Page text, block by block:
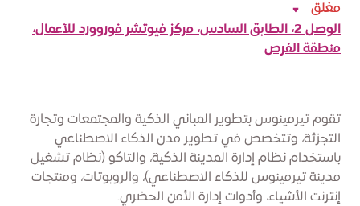
تقوم تيرمينوس بتطوير المباني الذكية والمجتمعات وتجارة
التجزئة، وتتخصص في تطوير مدن الذكاء الاصطناعي
باستخدام نظام إدارة المدينة الذكية، والتاكو (نظام تشغيل
مدينة تيرمينوس للذكاء الاصطناعي)، والروبوتات، ومنتجات
إنترنت الأشياء، وأدوات إدارة الأمن الحضري.
مغلق
الوصل 2، الطابق السادس، مركز فيوتشر فوروورد للأعمال،
منطقة الفرص